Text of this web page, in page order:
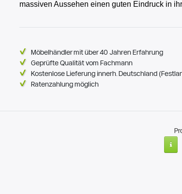
massiven Aussehen einen guten Eindruck in
Möbelhändler mit über 40 Jahren Erfahrung
Geprüfte Qualität vom Fachmann
Kostenlose Lieferung innerh. Deutschland
Ratenzahlung möglich